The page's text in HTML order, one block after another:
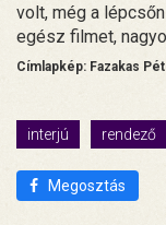
volt, még a
egész filmet,
Címlapkép: Fazakas
interjú rendező
Megosztás